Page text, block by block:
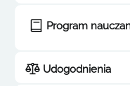
Program
Udogodnienia